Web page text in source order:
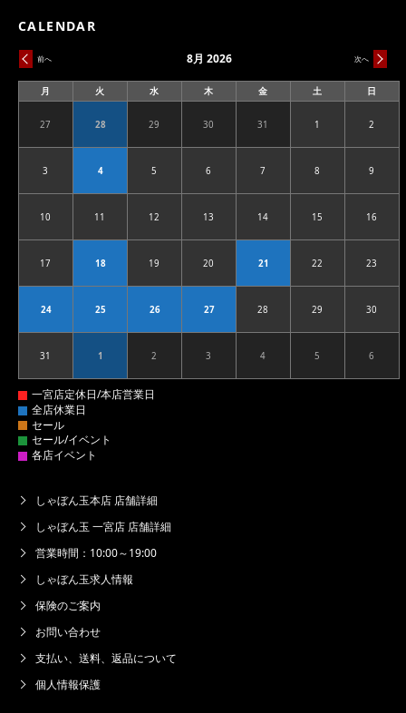
CALENDAR
前へ 次へ
8月 2026
月
曜
火
曜
水
曜
木
曜
金
曜
土
曜
日
曜
272026.07.27 282026.07.28 292026.07.29 302026.07.30 312026.07.31 12026.08.01 2
32026.08.03 42026.08.04 52026.08.05 62026.08.06 72026.08.07 82026.08.08 9
102026.08.10 112026.08.11 122026.08.12 132026.08.13 142026.08.14 152026.08.15 16
172026.08.17 182026.08.18 192026.08.19 202026.08.20 212026.08.21 222026.08.22 23
242026.08.24 252026.08.25 262026.08.26 272026.08.27 282026.08.28 292026.08.29 30
312026.08.31 12026.09.01 22026.09.02 32026.09.03 42026.09.04 52026.09.05 6
しゃぼん玉本店 店舗詳細
しゃぼん玉 一宮店 店舗詳細
営業時間：10:00～19:00
しゃぼん玉求人情報
保険のご案内
お問い合わせ
支払い、送料、返品について
個人情報保護